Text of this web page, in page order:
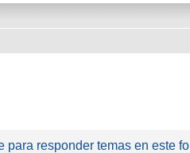
para responder temas en este